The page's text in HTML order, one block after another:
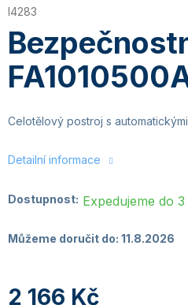
I4283
Celotělový postroj s
Detailní informace
Dostupnost: Expedujeme do
Můžeme doručit do: 11.8.2026
2 166 Kč